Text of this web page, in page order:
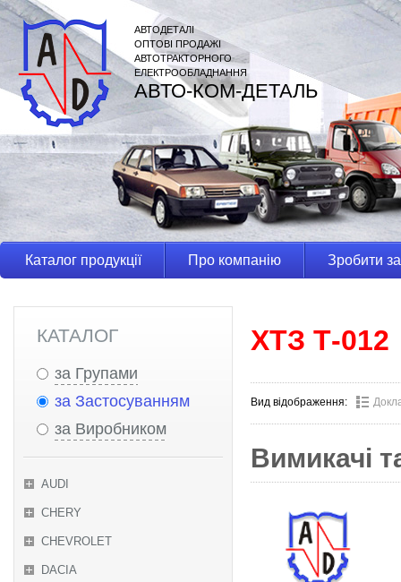
АВТОДЕТАЛІ
ОПТОВІ ПРОДАЖІ
АВТОТРАКТОРНОГО
ЕЛЕКТРООБЛАДНАННЯ
АВТО-КОМ-ДЕТАЛЬ
Каталог продукції Про компанію Зробити
КАТАЛОГ
за Групами
за Застосуванням
за Виробником
AUDI
CHERY
CHEVROLET
DACIA
ХТЗ Т-012
Вид відображення:
Вимикачі